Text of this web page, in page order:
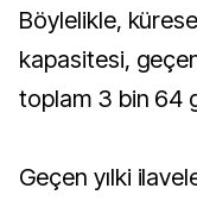
Böylelikle,
kapasitesi,
toplam 3 bin 64
Geçen yılki